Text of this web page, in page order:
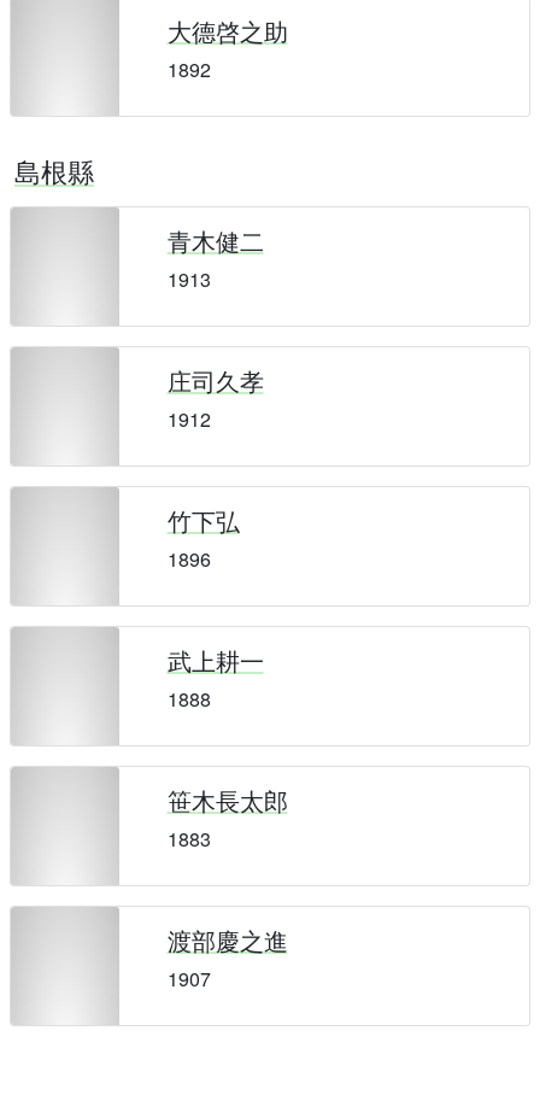
大德啓之助
1892
島根縣
青木健二
1913
庄司久孝
1912
竹下弘
1896
武上耕一
1888
笹木長太郎
1883
渡部慶之進
1907